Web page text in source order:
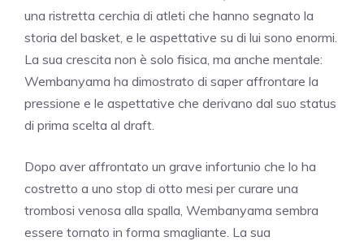
una ristretta cerchia di atleti che hanno segnato la
storia del basket, e le aspettative su di lui sono enormi.
La sua crescita non è solo fisica, ma anche mentale:
Wembanyama ha dimostrato di saper affrontare la
pressione e le aspettative che derivano dal suo status
di prima scelta al draft.
Dopo aver affrontato un grave infortunio che lo ha
costretto a uno stop di otto mesi per curare una
trombosi venosa alla spalla, Wembanyama sembra
essere tornato in forma smagliante. La sua